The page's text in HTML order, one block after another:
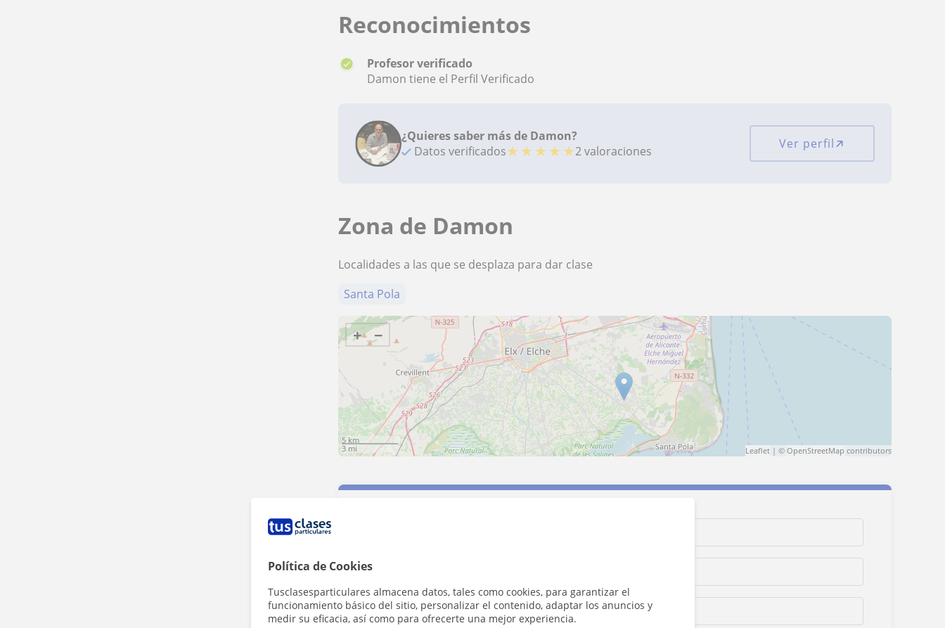
Política de Cookies
Tusclasesparticulares almacena datos, tales como cookies, para garantizar el
funcionamiento básico del sitio, personalizar el contenido, adaptar los anuncios y
medir su eficacia, así como para ofrecerte una mejor experiencia.
Reconocimientos
Profesor verificado
Damon tiene el Perfil Verificado
¿Quieres saber más de Damon?
Datos verificados★ ★ ★ ★ ★2 valoraciones Ver perfil
Zona de Damon
Localidades a las que se desplaza para dar clase
Santa Pola
+ −
5 km
3 mi
Leaflet| © OpenStreetMap contributors
Tarifa €/h